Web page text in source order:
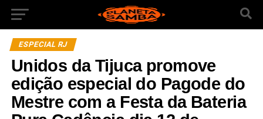
ESPECIAL RJ
Unidos da Tijuca promove
edição especial do Pagode do
Mestre com a Festa da Bateria